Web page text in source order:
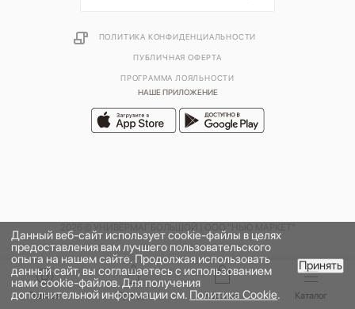
НАШЕ ПРИЛОЖЕНИЕ
ПОЛИТИКА КОНФИДЕНЦИАЛЬНОСТИ
ПУБЛИЧНАЯ ОФЕРТА
ПРОГРАММА ЛОЯЛЬНОСТИ
Данный веб-сайт использует cookie-файлы в целях
предоставления вам лучшего пользовательского
опыта на нашем сайте. Продолжая использовать
данный сайт, вы соглашаетесь с использованием
нами cookie-файлов. Для получения
дополнительной информации см. Политика Cookie.
Принять
Главная Бренды Корзина Каталог